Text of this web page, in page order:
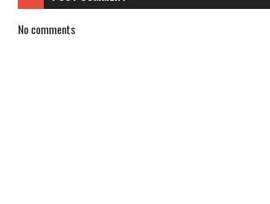
No comments